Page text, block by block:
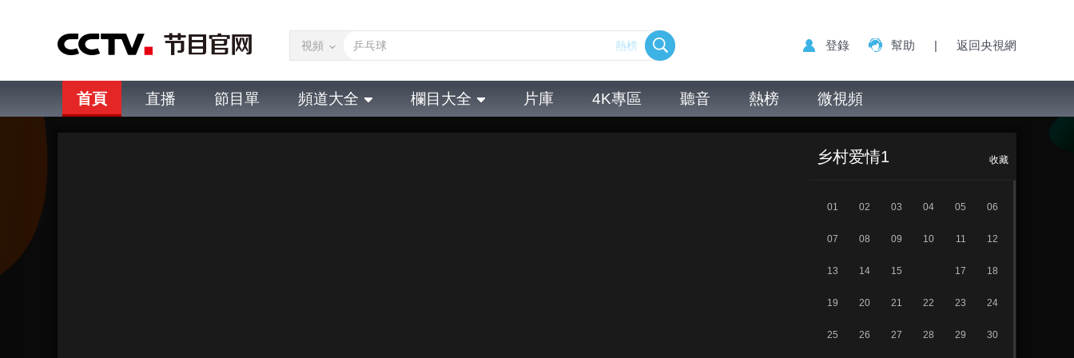
視頻 熱榜 登錄 幫助 | 返回央視網
首頁 直播 節目單 頻道大全 欄目大全 片庫 4K專區 聽音 熱榜 微視頻
乡村爱情1 收藏
01 02 03 04 05 06
07 08 09 10 11 12
13 14 15 17 18
19 20 21 22 23 24
25 26 27 28 29 30